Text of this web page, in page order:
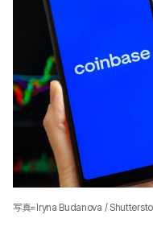
写真=Iryna Budanova /